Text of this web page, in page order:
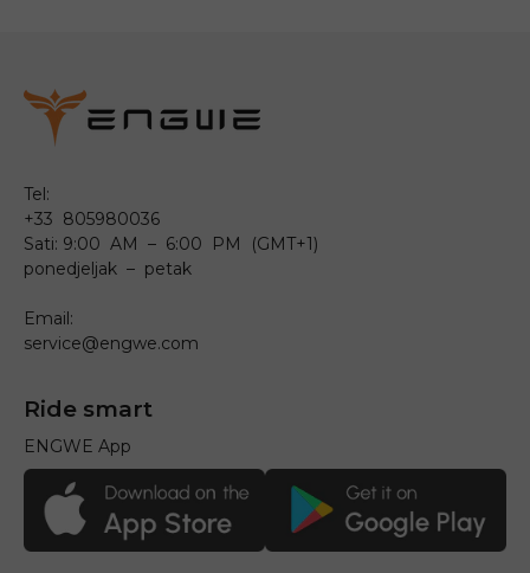
Tel:
+33 805980036
Sati: 9:00 AM – 6:00 PM (GMT+1)
ponedjeljak – petak
Email:
service@engwe.com
Ride smart
ENGWE App